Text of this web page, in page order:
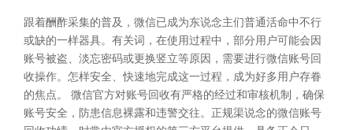
跟着酬酢采集的普及，微信已成为东说念主们普通活命中不行
或缺的一样器具。有关词，在使用过程中，部分用户可能会因
账号被盗、淡忘密码或更换竖立等原因，需要进行微信账号回
收操作。怎样安全、快速地完成这一过程，成为好多用户存眷
的焦点。 微信官方对账号回收有严格的经过和审核机制，确保
账号安全，防患信息裸露和违警交往。正规渠说念的微信账号